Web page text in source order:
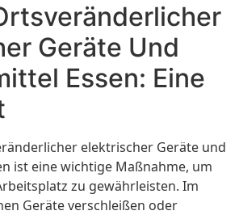
Geräte Und
Essen: Eine
elektrischer Geräte und
ist eine wichtige Maßnahme, um
zu gewährleisten. Im
Geräte verschleißen oder